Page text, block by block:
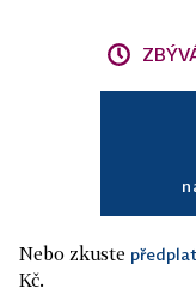
Nebo zkuste
Kč.